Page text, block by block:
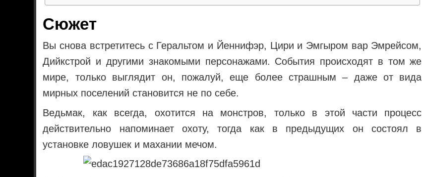
Сюжет
Вы снова встретитесь с Геральтом и Йеннифэр, Цири и Эмгыром вар Эмрейсом,
Дийкстрой и другими знакомыми персонажами. События происходят в том же
мире, только выглядит он, пожалуй, еще более страшным – даже от вида
мирных поселений становится не по себе.
Ведьмак, как всегда, охотится на монстров, только в этой части процесс
действительно напоминает охоту, тогда как в предыдущих он состоял в
установке ловушек и махании мечом.